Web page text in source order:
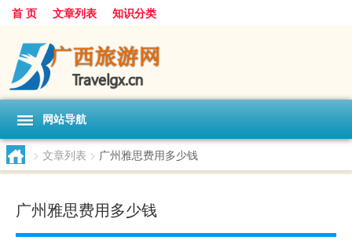
首 页 文章列表 知识分类
网站导航
> 文章列表 > 广州雅思费用多少钱
广州雅思费用多少钱